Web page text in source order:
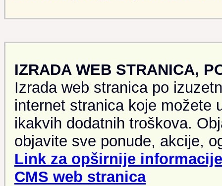
IZRADA WEB STRANICA,
Izrada web stranica po
internet stranica koje možete
ikakvih dodatnih troškova.
objavite sve ponude, akcije,
Link za opširnije
CMS web stranica